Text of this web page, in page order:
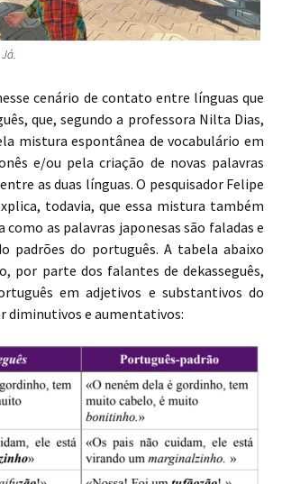
cenário de contato entre línguas que
que, segundo a professora Nilta Dias,
mistura espontânea de vocabulário em
e/ou pela criação de novas palavras
as duas línguas. O pesquisador Felipe
todavia, que essa mistura também
como as palavras japonesas são faladas e
padrões do português. A tabela abaixo
por parte dos falantes de dekasseguês,
em adjetivos e substantivos do
diminutivos e aumentativos: